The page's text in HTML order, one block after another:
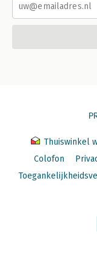
Thuiswinkel
Colofon